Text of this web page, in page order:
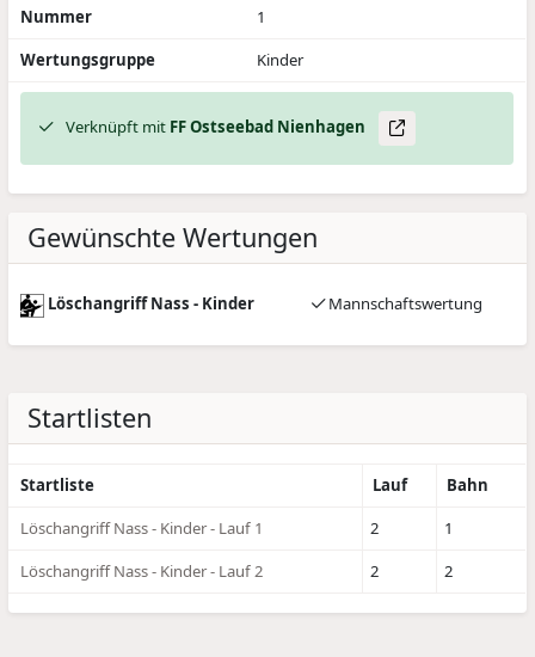
Nummer
1
Wertungsgruppe
Kinder
Verknüpft mit FF Ostseebad Nienhagen
Gewünschte Wertungen
Löschangriff Nass - Kinder Mannschaftswertung
Startlisten
Startliste Lauf
Bahn
Löschangriff Nass - Kinder - Lauf 1
2
1
Löschangriff Nass - Kinder - Lauf 2
2 2